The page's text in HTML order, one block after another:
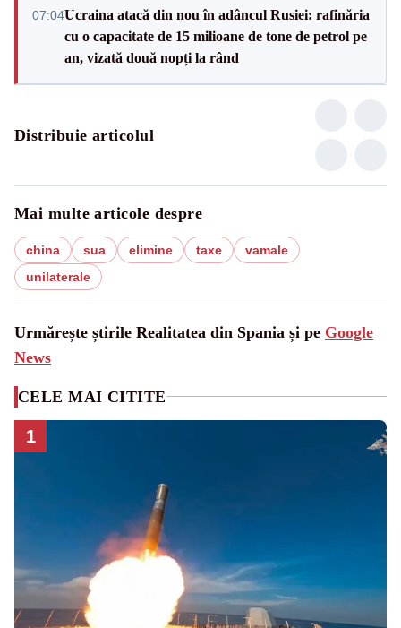
07:04Ucraina atacă din nou în adâncul Rusiei: rafinăria
cu o capacitate de 15 milioane de tone de petrol pe
an, vizată două nopți la rând
Distribuie articolul
Mai multe articole despre
china sua elimine taxe
vamale
unilaterale
Urmărește știrile Realitatea din Spania și pe Google
News
CELE MAI CITITE
1